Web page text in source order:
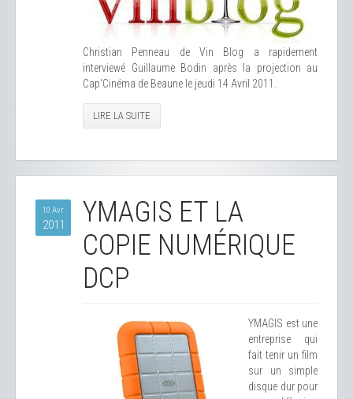
Christian Penneau de Vin Blog a rapidement
interviewé Guillaume Bodin après la projection au
Cap'Cinéma de Beaune le jeudi 14 Avril 2011.
LIRE LA SUITE
10 Avr
2011
YMAGIS ET LA
COPIE NUMÉRIQUE
DCP
YMAGIS est une
entreprise qui
fait tenir un film
sur un simple
disque dur pour